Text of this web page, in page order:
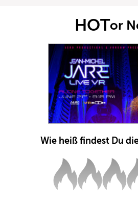
HOTor
Wie heiß findest Du